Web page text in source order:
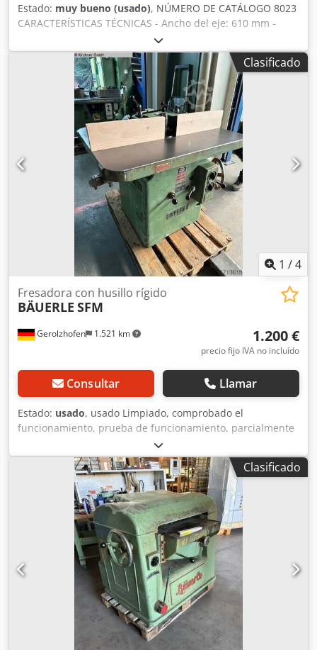
Estado: muy bueno (usado), NÚMERO DE CATÁLOGO 8023
CARACTERÍSTICAS TÉCNICAS - Ancho del eje: 610 mm -
Número de cuchillas: 4 unidades - Grosor máximo de la
pieza a trabajar: 200 mm – Parte superior: - Trinquetes -
Eje de alimentación dentado y de tracción - Prensa - Eje de
cepillado - Prensa - Eje de salida liso y de tracción – Parte
inferior: - Eje deslizante, liso: 2 unidades Chodpfx Abjzf I
Iwo Tea - Rodillos ajustables en la mesa inferior - Motor: 4
kW - Regulación continua de la velocidad de avance: 7-14
m/min - Diámetro de la conexión de aspiración: 170 mm -
Dimensiones (largo/ancho/alto): 1380 x 1100 x 1500 mm -
Peso: 970 kg VENTAJAS – Fabricación alemana –
Construcción robusta – Cepilladora usada, en muy buen
estado Precio neto: 9500 PLN Precio neto: 2262 EUR,
dependiendo del tipo de cambio de 4,20 EUR (Los precios
pueden variar en función de las fluctuaciones del tipo de
Clasificado
1 /4
Gerolzhofen 1.521 km
Fresadora con husillo rígido
BÄUERLE SFM
1.200 €
precio fijo IVA no incluído
Consultar Llamar
Estado: usado, usado Limpiado, comprobado el
funcionamiento, prueba de funcionamiento, parcialmente
reacondicionado Cable de 16 A instalado Correa nueva
Comprobada la concentricidad Nuevas mordazas de
madera fijadas Fabricante: Bäuerle Modelo: SFM Motor: 4,
5,5 CV Motor: 2 velocidades/conmutable de polos 6 niveles
de velocidad: 2800 / 4500 / 6000 / 5600 / 9000 / 12000
Freno de pedal Giro a derecha e izquierda Diámetro del
husillo: 30 + 40 mm Tamaño de la mesa: 1100 x 900 mm
Mordazas de tope de madera: nuevas Correa: nueva Tope
de fresado con ajuste fino Espacio requerido:
aproximadamente 1000 x 900 x 1000 mm Chodpfx Asy Ay
Awjb Toa Peso: aproximadamente 600 kg Ubicación: 97447
Gerolzhofen, carga gratuita, sin embalar Entrega en el
estado en que se encuentra, tal como se ha inspeccionado,
sin garantía ni responsabilidad.
Clasificado